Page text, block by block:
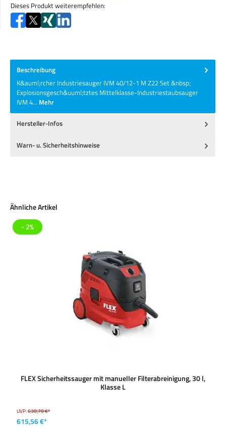
Dieses Produkt weiterempfehlen:
Beschreibung
K&auml;rcher Industriesauger IVM 40/12-1 M Z22 Set &nbsp;
Explosionsgesch&uuml;tztes Mittelklasse-Industriestaubsauger
IVM 4… Mehr
Hersteller-Infos
Warn- u. Sicherheitshinweise
Produktgalerie überspringen
Ähnliche Artikel
- 2%
FLEX Sicherheitssauger mit manueller Filterabreinigung, 30 l,
Klasse L
UVP:630,70 €*
615,56 €*